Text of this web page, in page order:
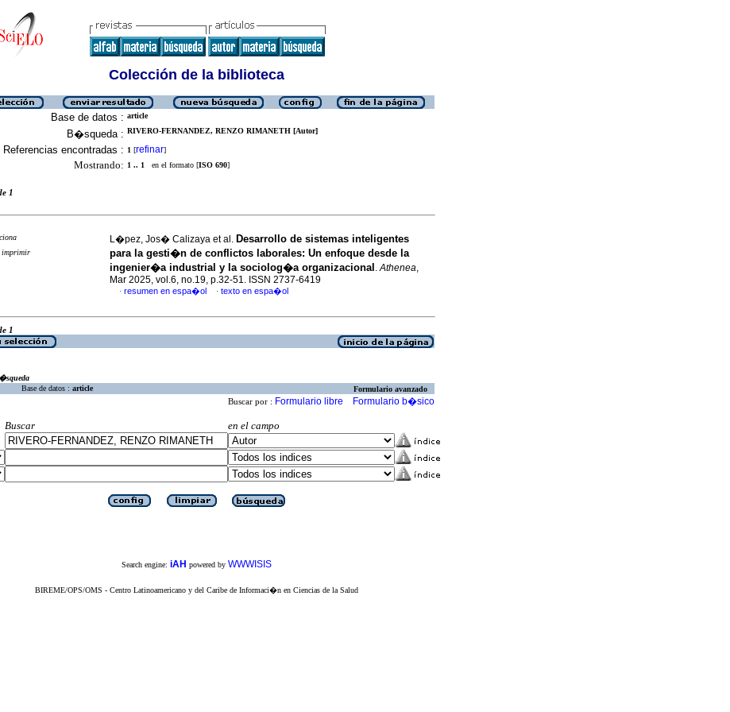
Colección de la biblioteca
Base de datos : article
B�squeda : RIVERO-FERNANDEZ, RENZO RIMANETH [Autor]
Referencias encontradas : 1 [refinar]
Mostrando: 1 .. 1 en el formato [ISO 690]
1
imprimir
L�pez, Jos� Calizaya et al. Desarrollo de sistemas inteligentes
para la gesti�n de conflictos laborales: Un enfoque desde la
ingenier�a industrial y la sociolog�a organizacional .Athenea,
Mar 2025, vol.6, no.19, p.32-51. ISSN 2737-6419
· resumen en espa�ol · texto en espa�ol
1
Base de datos : article Formulario avanzado
Buscar por : Formulario libre Formulario b�sico
Buscar
en el campo
Search engine: iAH powered by WWWISIS
BIREME/OPS/OMS - Centro Latinoamericano y del Caribe de Informaci�n en Ciencias de la Salud